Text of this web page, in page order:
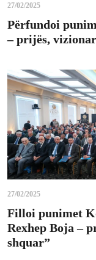
27/02/2025
Përfundoi
– prijës,
27/02/2025
Filloi punimet
Rexhep Boja –
shquar”